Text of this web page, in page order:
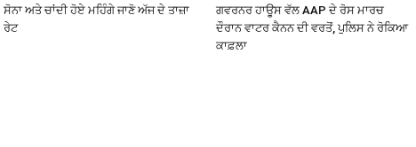
ਸੋਨਾ ਅਤੇ ਚਾਂਦੀ ਹੋਏ ਮਹਿੰਗੇ ਜਾਣੋ ਅੱਜ ਦੇ ਤਾਜ਼ਾ
ਰੇਟ
ਗਵਰਨਰ ਹਾਊਸ ਵੱਲ AAP ਦੇ ਰੋਸ ਮਾਰਚ
ਦੌਰਾਨ ਵਾਟਰ ਕੈਨਨ ਦੀ ਵਰਤੋਂ, ਪੁਲਿਸ ਨੇ ਰੋਕਿਆ
ਕਾਫ਼ਲਾ